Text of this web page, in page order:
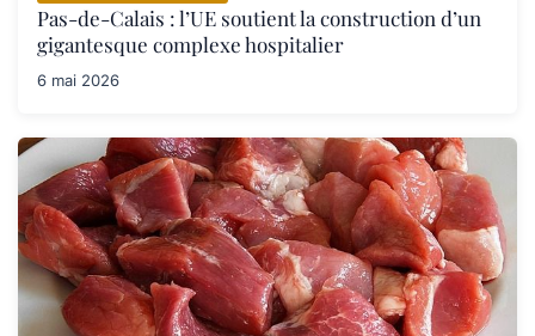
Pas-de-Calais : l’UE soutient la construction d’un
gigantesque complexe hospitalier
6 mai 2026